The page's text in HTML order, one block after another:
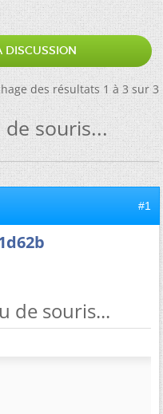
DISCUSSION
des résultats 1 à 3 sur 3
souris...
#1
de souris...